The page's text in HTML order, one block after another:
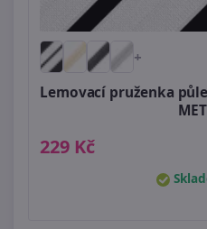
+
Lemovací pruženka
229 Kč